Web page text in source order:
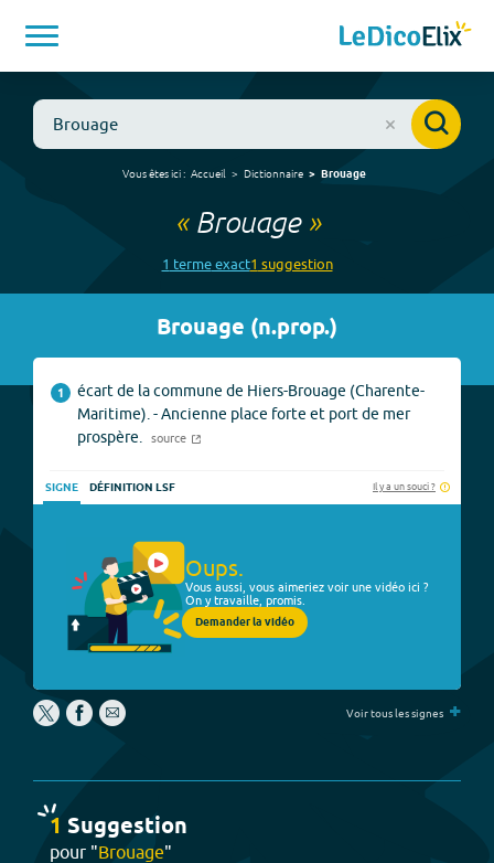
Vous êtes ici : Accueil Dictionnaire Brouage
« Brouage»
1 termeexact1 suggestion
Brouage (n.prop.)
1
écart de la commune de Hiers-Brouage (Charente-
Maritime). - Ancienne place forte et port de mer
prospère.
source
SIGNE DÉFINITION LSF Il y a un souci ?
Oups.
Vous aussi, vous aimeriez voir une vidéo ici ?
On y travaille, promis.
Demander la vidéo
Voir tous les signes +
1 Suggestion
pour "Brouage"